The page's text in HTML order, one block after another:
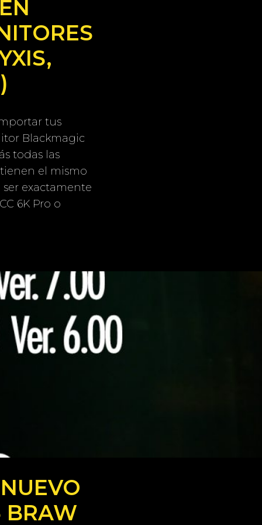
tus
Blackmagic
todas las
el mismo
exactamente
6K Pro o
BRAW